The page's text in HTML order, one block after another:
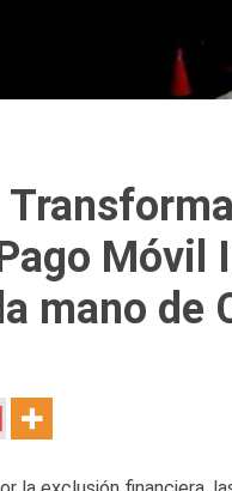
Móvil
mano de